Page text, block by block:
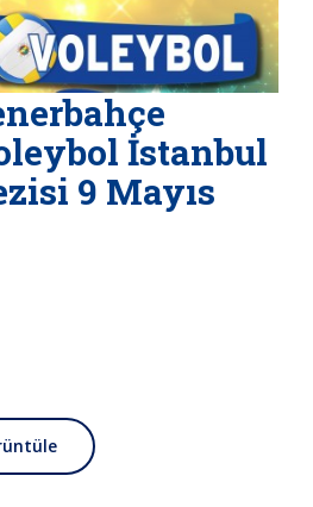
İstanbul
9 Mayıs